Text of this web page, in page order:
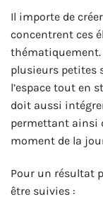
Il importe de
concentrent ces
thématiquement.
plusieurs petites
l’espace tout en
doit aussi
permettant ainsi
moment de la
Pour un résultat
être suivies :